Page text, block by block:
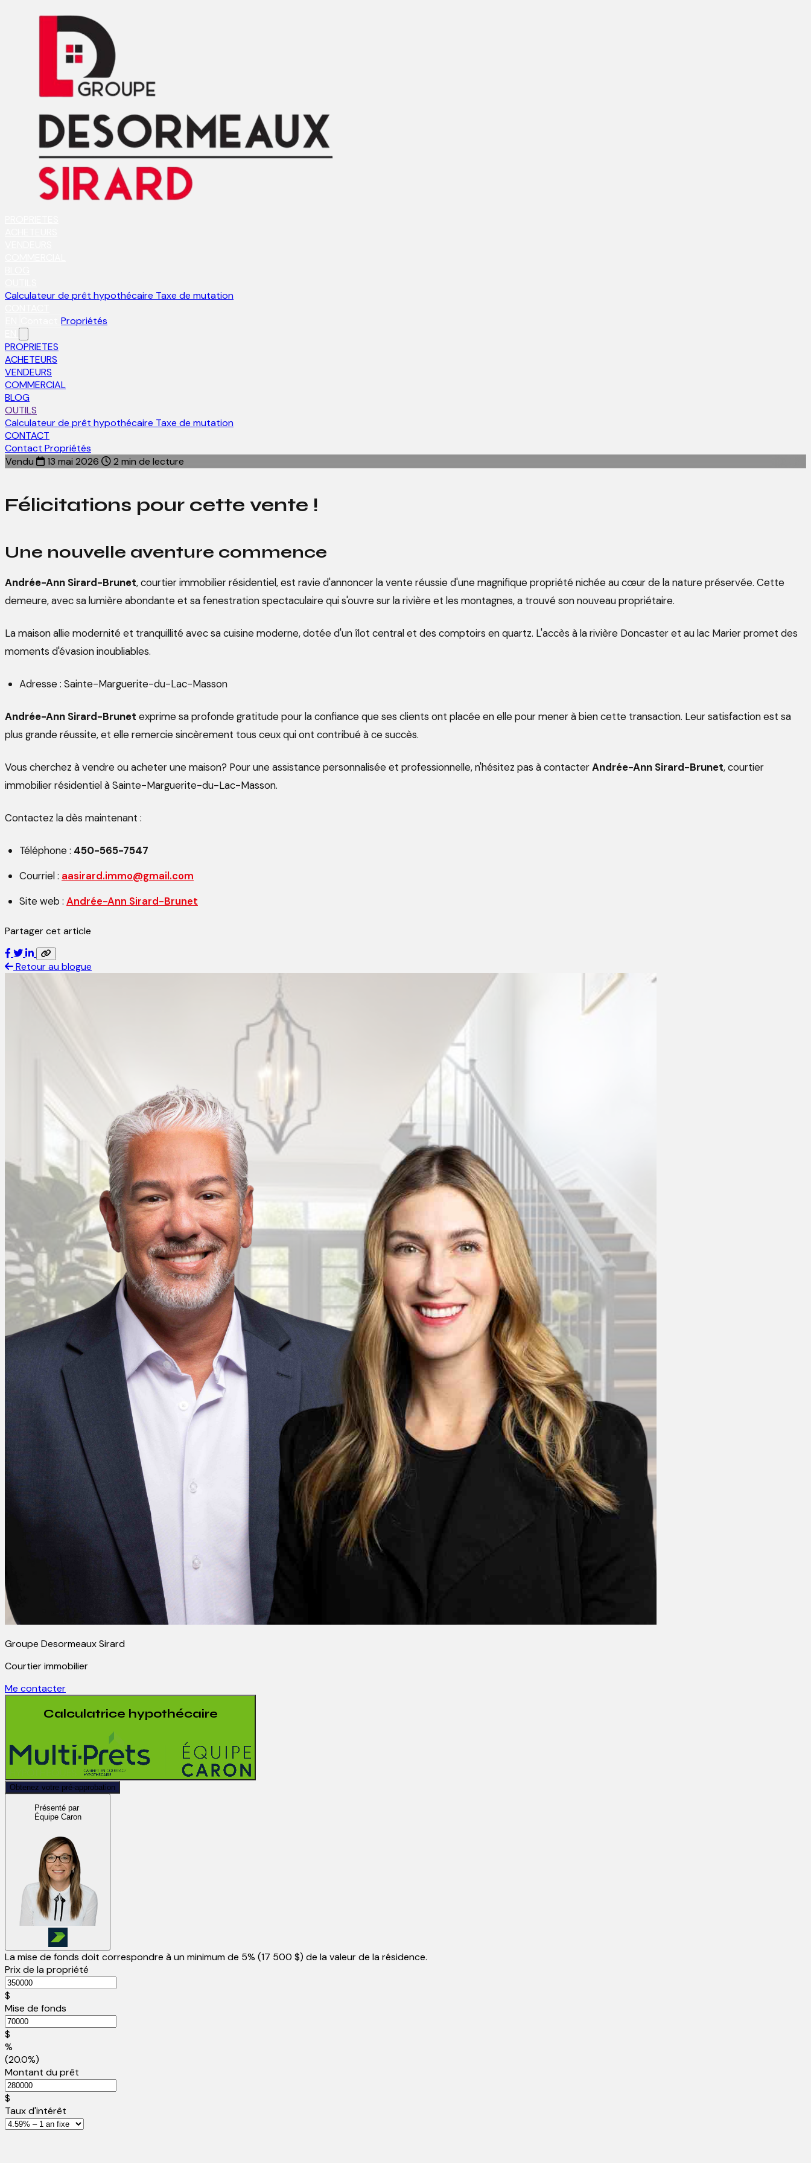
Calculateur de prêt hypothécaire Taxe de mutation
Propriétés
PROPRIETES
ACHETEURS
VENDEURS
COMMERCIAL
BLOG
OUTILS
Calculateur de prêt hypothécaire Taxe de mutation
CONTACT
Contact Propriétés
Vendu
13 mai 2026 2 min de lecture
Félicitations pour cette vente !
Une nouvelle aventure commence
Andrée-Ann Sirard-Brunet, courtier immobilier résidentiel, est ravie d'annoncer la vente réussie d'une magnifique propriété nichée au cœur de la nature préservée. Cette
demeure, avec sa lumière abondante et sa fenestration spectaculaire qui s'ouvre sur la rivière et les montagnes, a trouvé son nouveau propriétaire.
La maison allie modernité et tranquillité avec sa cuisine moderne, dotée d'un îlot central et des comptoirs en quartz. L'accès à la rivière Doncaster et au lac Marier promet des
moments d'évasion inoubliables.
Adresse : Sainte-Marguerite-du-Lac-Masson
Andrée-Ann Sirard-Brunet exprime sa profonde gratitude pour la confiance que ses clients ont placée en elle pour mener à bien cette transaction. Leur satisfaction est sa
plus grande réussite, et elle remercie sincèrement tous ceux qui ont contribué à ce succès.
Vous cherchez à vendre ou acheter une maison? Pour une assistance personnalisée et professionnelle, n'hésitez pas à contacterAndrée-Ann Sirard-Brunet, courtier
immobilier résidentiel à Sainte-Marguerite-du-Lac-Masson.
Contactez la dès maintenant :
Téléphone : 450-565-7547
Courriel : aasirard.immo@gmail.com
Site web : Andrée-Ann Sirard-Brunet
Partager cet article
Retour au blogue
Groupe Desormeaux Sirard
Courtier immobilier
Me contacter
Calculatrice hypothécaire
Obtenez votre pré-approbation
Présenté par
Équipe Caron
La mise de fonds doit correspondre à un minimum de 5% (17 500 $) de la valeur de la résidence.
Prix de la propriété
$
Mise de fonds
$
%
(20.0%)
Montant du prêt
$
Taux d'intérêt